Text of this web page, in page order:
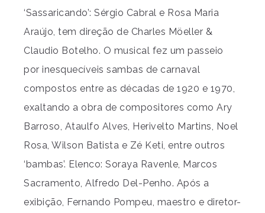
‘Sassaricando’: Sérgio Cabral e Rosa Maria
Araújo, tem direção de Charles Möeller &
Claudio Botelho. O musical fez um passeio
por inesquecíveis sambas de carnaval
compostos entre as décadas de 1920 e 1970,
exaltando a obra de compositores como Ary
Barroso, Ataulfo Alves, Herivelto Martins, Noel
Rosa, Wilson Batista e Zé Keti, entre outros
‘bambas’. Elenco: Soraya Ravenle, Marcos
Sacramento, Alfredo Del-Penho. Após a
exibição, Fernando Pompeu, maestro e diretor-